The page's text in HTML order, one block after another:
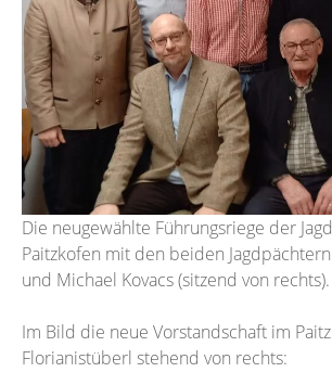
Die neugewählte Führungsriege der
Paitzkofen mit den beiden
und Michael Kovacs (sitzend von rechts).
Im Bild die neue Vorstandschaft im
Florianistüberl stehend von rechts: